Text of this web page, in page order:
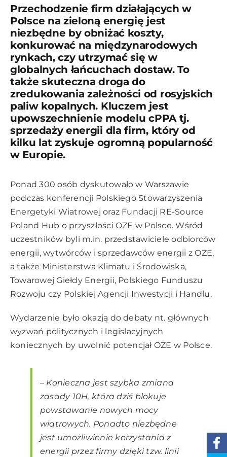
Przechodzenie firm działających w
Polsce na zieloną energię jest
niezbędne by obniżać koszty,
konkurować na międzynarodowych
rynkach, czy utrzymać się w
globalnych łańcuchach dostaw. To
także skuteczna droga do
zredukowania zależności od rosyjskich
paliw kopalnych. Kluczem jest
upowszechnienie modelu cPPA tj.
sprzedaży energii dla firm, który od
kilku lat zyskuje ogromną popularność
w Europie.
Ponad 300 osób dyskutowało w Warszawie
podczas konferencji Polskiego Stowarzyszenia
Energetyki Wiatrowej oraz Fundacji RE-Source
Poland Hub o przyszłości OZE w Polsce. Wśród
uczestników byli m.in. przedstawiciele odbiorców
energii, wytwórców i sprzedawców energii z OZE,
a także Ministerstwa Klimatu i Środowiska,
Towarowej Giełdy Energii, Polskiego Funduszu
Rozwoju czy Polskiej Agencji Inwestycji i Handlu.
Wydarzenie było okazją do debaty nt. głównych
wyzwań politycznych i legislacyjnych
koniecznych by uwolnić potencjał OZE w Polsce.
– Konieczna jest szybka zmiana
zasady 10H, która dziś blokuje
powstawanie nowych mocy
wiatrowych. Ponadto niezbędne
jest umożliwienie korzystania z
energii przez firmy dzięki tzw. linii